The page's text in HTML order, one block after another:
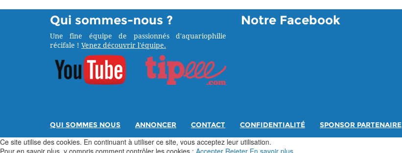
Qui sommes-nous ?
Une fine équipe de passionnés d'aquariophilie
récifale ! Venez découvrir l'équipe.
Notre Facebook
QUI SOMMES NOUS ANNONCER CONTACT CONFIDENTIALITÉ SPONSOR PARTENAIRE
Ce site utilise des cookies. En continuant à utiliser ce site, vous acceptez leur utilisation.